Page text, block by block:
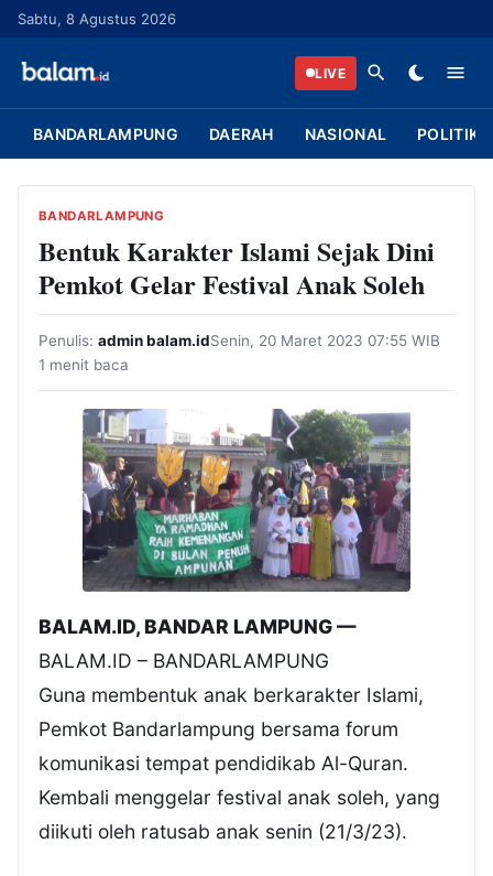
u
Sabtu, 8 Agustus 2026
LIVE
BANDARLAMPUNG DAERAH NASIONAL POLITIK
BANDARLAMPUNG
Bentuk Karakter Islami Sejak Dini
Pemkot Gelar Festival Anak Soleh
Penulis: admin balam.idSenin, 20 Maret 2023 07:55 WIB
1 menit baca
BALAM.ID, BANDAR LAMPUNG —
BALAM.ID – BANDARLAMPUNG
Guna membentuk anak berkarakter Islami,
Pemkot Bandarlampung bersama forum
komunikasi tempat pendidikab Al-Quran.
Kembali menggelar festival anak soleh, yang
diikuti oleh ratusab anak senin (21/3/23).